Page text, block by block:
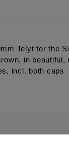
Telyt for the
in beautiful,
incl. both caps